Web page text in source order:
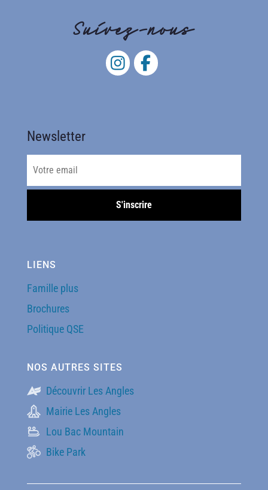
Suivez-nous
Newsletter
LIENS
Famille plus
Brochures
Politique QSE
NOS AUTRES SITES
Découvrir Les Angles
Mairie Les Angles
Lou Bac Mountain
Bike Park